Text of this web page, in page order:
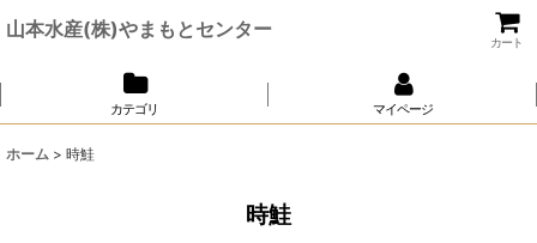
山本水産(株)やまもとセンター
カート
カテゴリ マイページ
ホーム > 時鮭
時鮭